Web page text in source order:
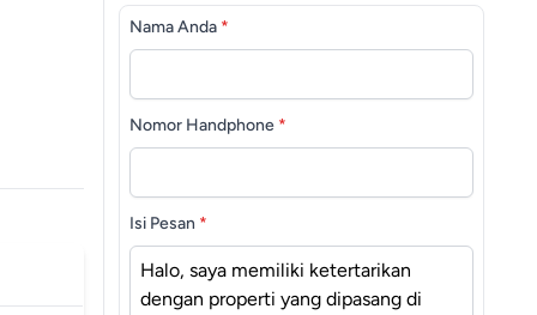
Nama Anda *
Nomor Handphone *
Isi Pesan *